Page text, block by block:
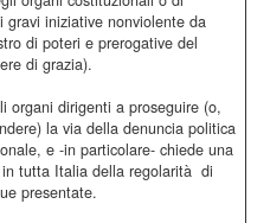
gravi iniziative nonviolente da
di poteri e prerogative del
di grazia).
organi dirigenti a proseguire (o,
la via della denuncia politica
e -in particolare- chiede una
tutta Italia della regolarità di
presentate.